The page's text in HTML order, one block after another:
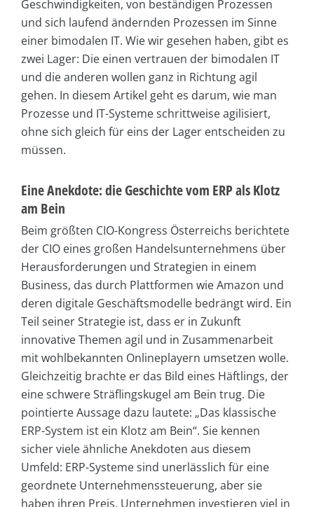
Geschwindigkeiten, von beständigen Prozessen
und sich laufend ändernden Prozessen im Sinne
einer bimodalen IT. Wie wir gesehen haben, gibt es
zwei Lager: Die einen vertrauen der bimodalen IT
und die anderen wollen ganz in Richtung agil
gehen. In diesem Artikel geht es darum, wie man
Prozesse und IT-Systeme schrittweise agilisiert,
ohne sich gleich für eins der Lager entscheiden zu
müssen.
Eine Anekdote: die Geschichte vom ERP als Klotz
am Bein
Beim größten CIO-Kongress Österreichs berichtete
der CIO eines großen Handelsunternehmens über
Herausforderungen und Strategien in einem
Business, das durch Plattformen wie Amazon und
deren digitale Geschäftsmodelle bedrängt wird. Ein
Teil seiner Strategie ist, dass er in Zukunft
innovative Themen agil und in Zusammenarbeit
mit wohlbekannten Onlineplayern umsetzen wolle.
Gleichzeitig brachte er das Bild eines Häftlings, der
eine schwere Sträflingskugel am Bein trug. Die
pointierte Aussage dazu lautete: „Das klassische
ERP-System ist ein Klotz am Bein“. Sie kennen
sicher viele ähnliche Anekdoten aus diesem
Umfeld: ERP-Systeme sind unerlässlich für eine
geordnete Unternehmenssteuerung, aber sie
haben ihren Preis. Unternehmen investieren viel in